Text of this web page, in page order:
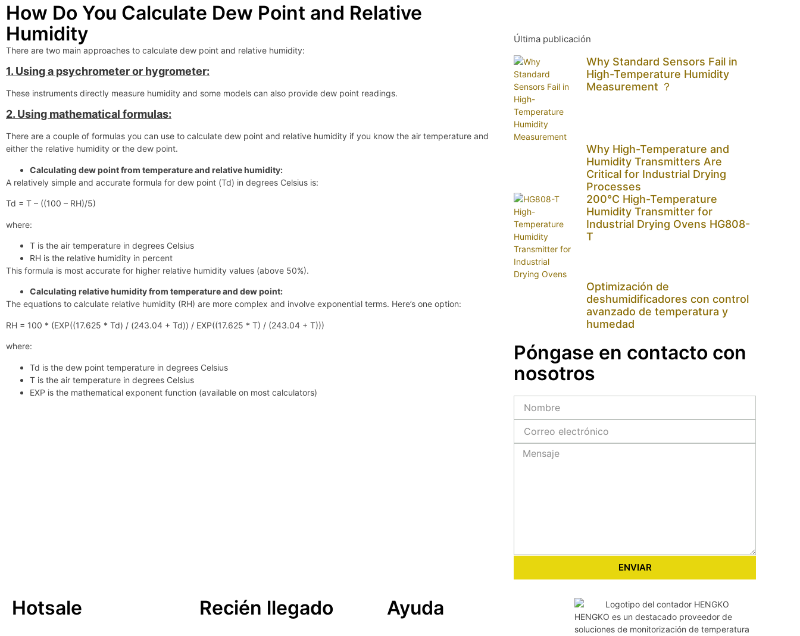
How Do You Calculate Dew Point and Relative
Humidity
There are two main approaches to calculate dew point and relative humidity:
1. Using a psychrometer or hygrometer:
These instruments directly measure humidity and some models can also provide dew point readings.
2. Using mathematical formulas:
There are a couple of formulas you can use to calculate dew point and relative humidity if you know the air temperature and
either the relative humidity or the dew point.
Calculating dew point from temperature and relative humidity:
A relatively simple and accurate formula for dew point (Td) in degrees Celsius is:
Td = T – ((100 – RH)/5)
where:
T is the air temperature in degrees Celsius
RH is the relative humidity in percent
This formula is most accurate for higher relative humidity values (above 50%).
Calculating relative humidity from temperature and dew point:
The equations to calculate relative humidity (RH) are more complex and involve exponential terms. Here’s one option:
RH = 100 * (EXP((17.625 * Td) / (243.04 + Td)) / EXP((17.625 * T) / (243.04 + T)))
where:
Td is the dew point temperature in degrees Celsius
T is the air temperature in degrees Celsius
EXP is the mathematical exponent function (available on most calculators)
Última publicación
Why Standard Sensors Fail in
High-Temperature Humidity
Measurement ？
Why High-Temperature and
Humidity Transmitters Are
Critical for Industrial Drying
Processes
200℃ High-Temperature
Humidity Transmitter for
Industrial Drying Ovens HG808-
T
Optimización de
deshumidificadores con control
avanzado de temperatura y
humedad
Póngase en contacto con
nosotros
ENVIAR
Hotsale Recién llegado Ayuda
HENGKO es un destacado proveedor de
soluciones de monitorización de temperatura